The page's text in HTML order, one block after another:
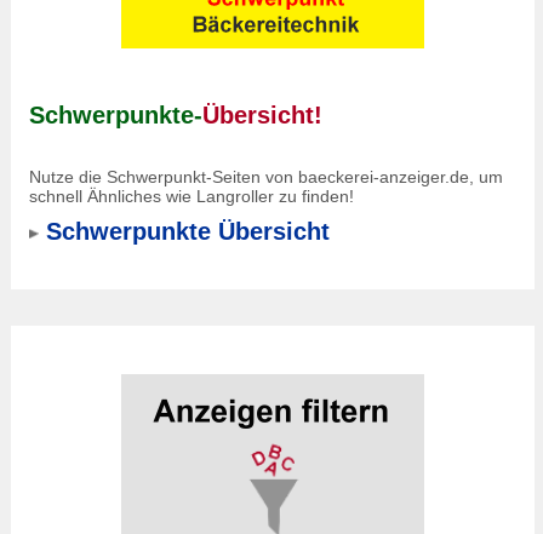
Schwerpunkte-Übersicht!
Nutze die Schwerpunkt-Seiten von baeckerei-anzeiger.de, um
schnell Ähnliches wie Langroller zu finden!
Schwerpunkte Übersicht